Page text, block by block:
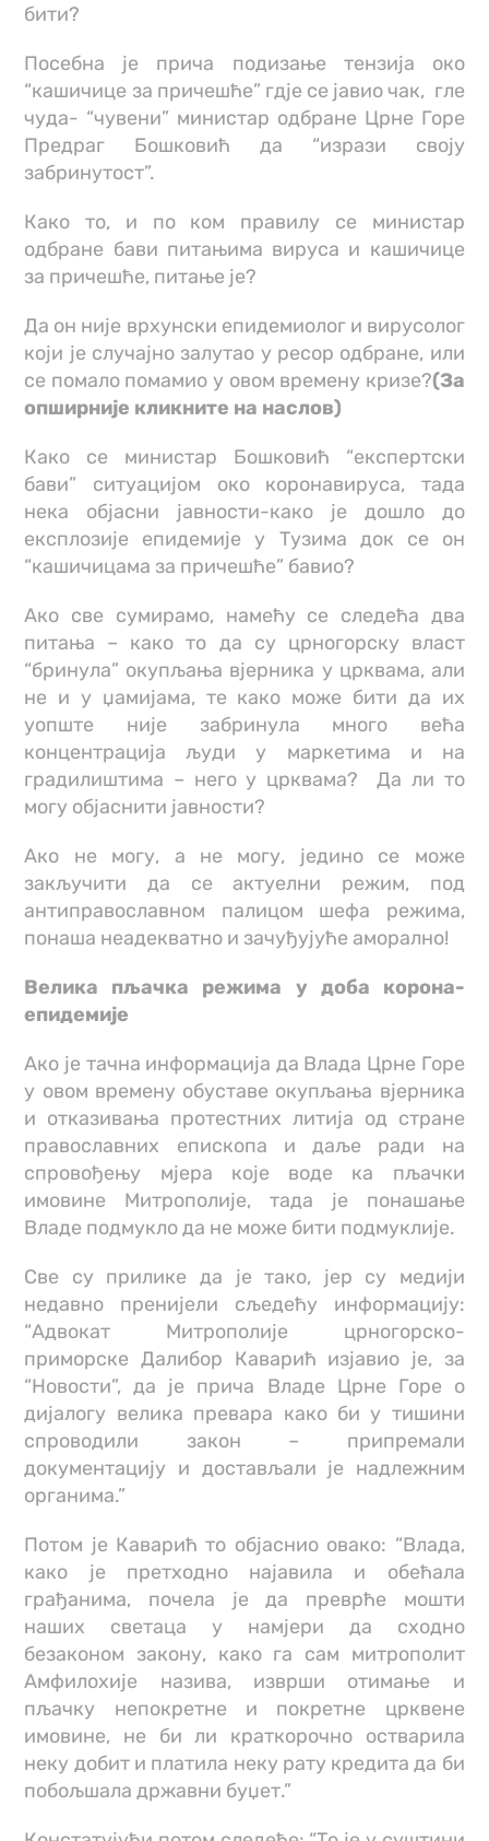
бити?
Посебна је прича подизање тензија око
“кашичице за причешће” гдје се јавио чак, гле
чуда- “чувени” министар одбране Црне Горе
Предраг Бошковић да “изрази своју
забринутост”.
Како то, и по ком правилу се министар
одбране бави питањима вируса и кашичице
за причешће, питање је?
Да он није врхунски епидемиолог и вирусолог
који је случајно залутао у ресор одбране, или
се помало помамио у овом времену кризе?(За
опширније кликните на наслов)
Како се министар Бошковић “експертски
бави” ситуацијом око коронавируса, тада
нека објасни јавности-како је дошло до
експлозије епидемије у Тузима док се он
“кашичицама за причешће” бавио?
Ако све сумирамо, намећу се следећа два
питања – како то да су црногорску власт
“бринула” окупљања вјерника у црквама, али
не и у џамијама, те како може бити да их
уопште није забринула много већа
концентрација људи у маркетима и на
градилиштима – него у црквама? Да ли то
могу објаснити јавности?
Ако не могу, а не могу, једино се може
закључити да се актуелни режим, под
антиправославном палицом шефа режима,
понаша неадекватно и зачуђујуће аморално!
Велика пљачка режима у доба корона-
епидемије
Ако је тачна информација да Влада Црне Горе
у овом времену обуставе окупљања вјерника
и отказивања протестних литија од стране
православних епископа и даље ради на
спровођењу мјера које воде ка пљачки
имовине Митрополије, тада је понашање
Владе подмукло да не може бити подмуклије.
Све су прилике да је тако, јер су медији
недавно пренијели сљедећу информацију:
“Адвокат Митрополије црногорско-
приморске Далибор Каварић изјавио је, за
“Новости”, да је прича Владе Црне Горе о
дијалогу велика превара како би у тишини
спроводили закон – припремали
документацију и достављали је надлежним
органима.”
Потом је Каварић то објаснио овако: “Влада,
како је претходно најавила и обећала
грађанима, почела је да преврће мошти
наших светаца у намјери да сходно
безаконом закону, како га сам митрополит
Амфилохије назива, изврши отимање и
пљачку непокретне и покретне црквене
имовине, не би ли краткорочно остварила
неку добит и платила неку рату кредита да би
побољшала државни буџет.”